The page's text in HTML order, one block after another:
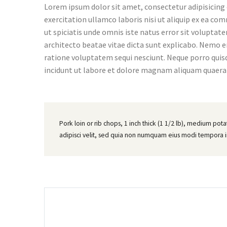
Lorem ipsum dolor sit amet, consectetur
exercitation ullamco laboris nisi ut aliquip ex ea
ut spiciatis unde omnis iste natus error sit
architecto beatae vitae dicta sunt explicabo. Nemo
ratione voluptatem sequi nesciunt. Neque porro
incidunt ut labore et dolore magnam aliquam
Pork loin or rib chops, 1 inch thick (1 1/2 lb), medium
adipisci velit, sed quia non numquam eius modi